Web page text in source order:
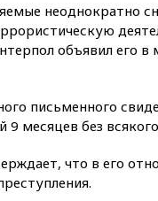
свыше $1
02:22
высоких
01:20
сезон
00:25 В
неоднократно
объявил его
письменного
месяцев без
что в его